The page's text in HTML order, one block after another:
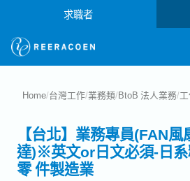
求職者
Home/台灣工作/業務類/BtoB 法人業務/
【台北】業務專員(FAN風
達)※英文or日文必須-日
零 件製造業